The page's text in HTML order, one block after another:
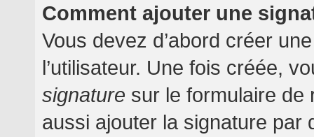
Comment ajouter une
Vous devez d’abord créer
l’utilisateur. Une fois créée,
signature sur le formulaire de
aussi ajouter la signature par